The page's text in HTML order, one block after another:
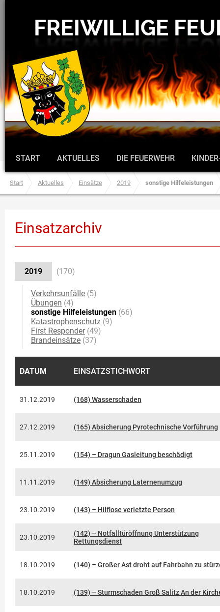
START AKTUELLES DIE FEUERWEHR
Start Aktuelles Einsätze 2019 sonstige Hilfeleistungen
Einsatzarchiv
2019 (170)
Verkehrsunfälle (5)
Übungen (4)
sonstige Hilfeleistungen (66)
Katastrophenschutz (9)
First Responder(49)
Brandeinsätze (37)
DATUM EINSATZSTICHWORT
31.12.2019 (168) Wasserschaden
27.12.2019 (165) Absicherung Pyrotechnische Vorführung
25.11.2019 (154) – Dragun Gasleitung beschädigt
11.11.2019 (149) Absicherung Laternenumzug
23.10.2019 (143) – Hilflose verletzte Person
23.10.2019
(142) – Notfalltüröffnung Unterstützung
Rettungsdienst
18.10.2019 (140) – Großer Ast droht auf Fahrbahn zu
18.10.2019 (139) – Sturmschaden Groß Salitz An der